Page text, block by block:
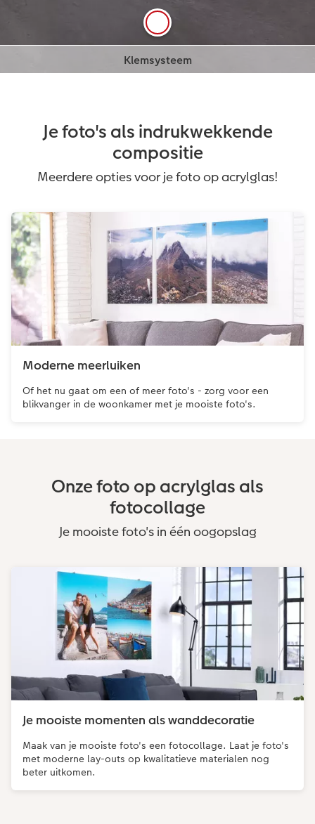
Kies zelf op welk punt de foto aan de wand
bevestigd wordt. Je foto wordt niet aangetast want
er wordt niet door de foto geboord.
Je foto's als indrukwekkende
compositie
Meerdere opties voor je foto op acrylglas!
Moderne meerluiken
Of het nu gaat om een ​​of meer foto's - zorg voor een
blikvanger in de woonkamer met je mooiste foto's.
Onze foto op acrylglas als
fotocollage
Je mooiste foto's in één oogopslag
Je mooiste momenten als wanddecoratie
Maak van je mooiste foto's een fotocollage. Laat je foto's
met moderne lay-outs op kwalitatieve materialen nog
beter uitkomen.